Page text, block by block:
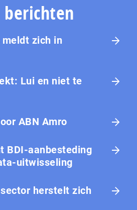
zich in
Lui en niet te
ABN Amro
BDI-aanbesteding
uitwisseling
herstelt zich